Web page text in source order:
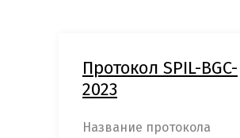
Протокол SPIL-BGC-
2023
Название протокола